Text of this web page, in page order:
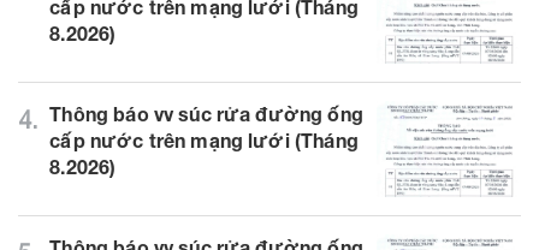
cấp nước trên mạng lưới (Tháng
8.2026)
4. Thông báo vv súc rửa đường ống
cấp nước trên mạng lưới (Tháng
8.2026)